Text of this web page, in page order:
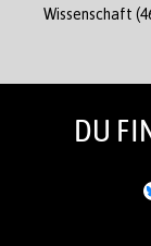
Wissenschaft
DU